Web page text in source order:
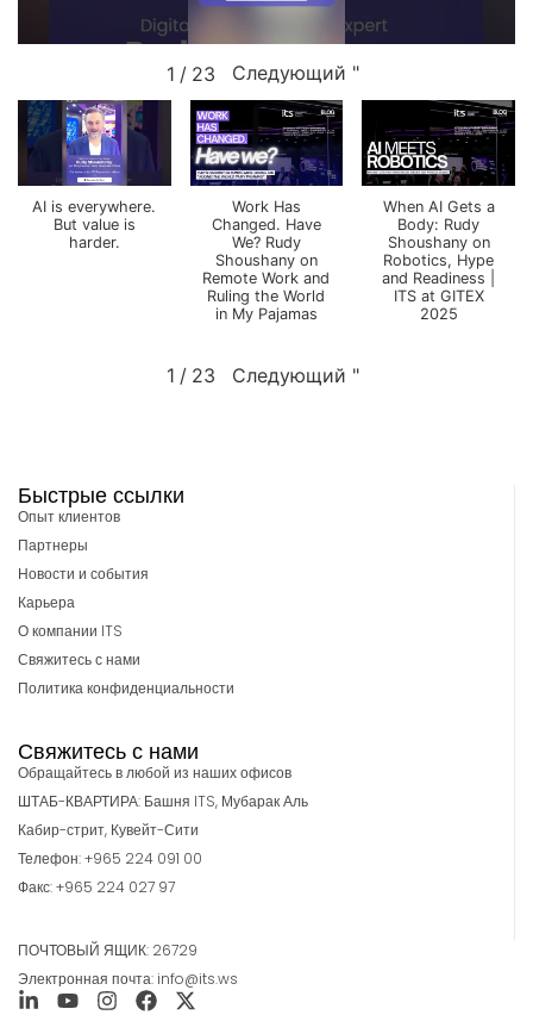
1 / 23 Следующий "
AI is everywhere.
But value is
harder.
Work Has
Changed. Have
We? Rudy
Shoushany on
Remote Work and
Ruling the World
in My Pajamas
When AI Gets a
Body: Rudy
Shoushany on
Robotics, Hype
and Readiness |
ITS at GITEX
2025
1 / 23 Следующий "
Быстрые ссылки
Опыт клиентов
Партнеры
Новости и события
Карьера
О компании ITS
Свяжитесь с нами
Политика конфиденциальности
Свяжитесь с нами
Обращайтесь в любой из наших офисов
ШТАБ-КВАРТИРА: Башня ITS, Мубарак Аль
Кабир-стрит, Кувейт-Сити
Телефон: +965 224 091 00
Факс: +965 224 027 97
ПОЧТОВЫЙ ЯЩИК: 26729
Электронная почта: info@its.ws